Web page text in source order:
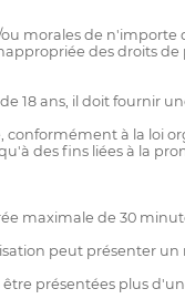
morales de
des droits
18 ans, il doit fournir
à la loi
des fins liées à la
maximale de 30
peut présenter
présentées plus